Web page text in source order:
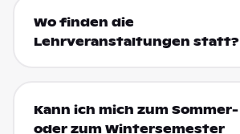
Wo finden die
Lehrveranstaltungen statt?
Kann ich mich zum Sommer-
oder zum Wintersemester